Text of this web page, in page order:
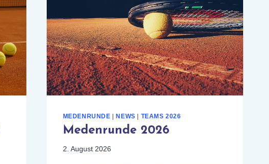
MEDENRUNDE NEWS TEAMS 2026
Medenrunde 2026
2. August 2026